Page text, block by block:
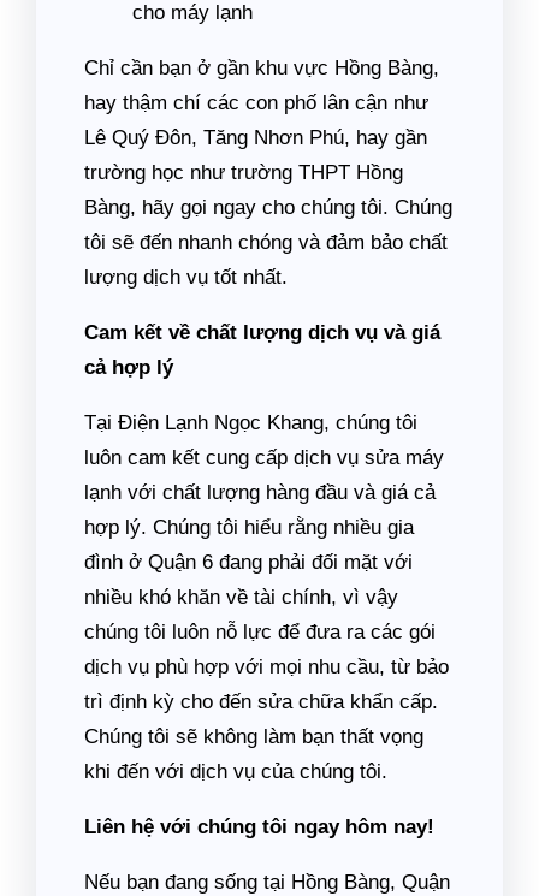
cho máy lạnh
Chỉ cần bạn ở gần khu vực Hồng Bàng,
hay thậm chí các con phố lân cận như
Lê Quý Đôn, Tăng Nhơn Phú, hay gần
trường học như trường THPT Hồng
Bàng, hãy gọi ngay cho chúng tôi. Chúng
tôi sẽ đến nhanh chóng và đảm bảo chất
lượng dịch vụ tốt nhất.
Cam kết về chất lượng dịch vụ và giá
cả hợp lý
Tại Điện Lạnh Ngọc Khang, chúng tôi
luôn cam kết cung cấp dịch vụ sửa máy
lạnh với chất lượng hàng đầu và giá cả
hợp lý. Chúng tôi hiểu rằng nhiều gia
đình ở Quận 6 đang phải đối mặt với
nhiều khó khăn về tài chính, vì vậy
chúng tôi luôn nỗ lực để đưa ra các gói
dịch vụ phù hợp với mọi nhu cầu, từ bảo
trì định kỳ cho đến sửa chữa khẩn cấp.
Chúng tôi sẽ không làm bạn thất vọng
khi đến với dịch vụ của chúng tôi.
Liên hệ với chúng tôi ngay hôm nay!
Nếu bạn đang sống tại Hồng Bàng, Quận